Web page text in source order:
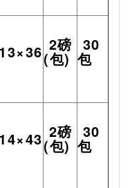
2磅
(包)
30
包
2磅
(包)
30
包